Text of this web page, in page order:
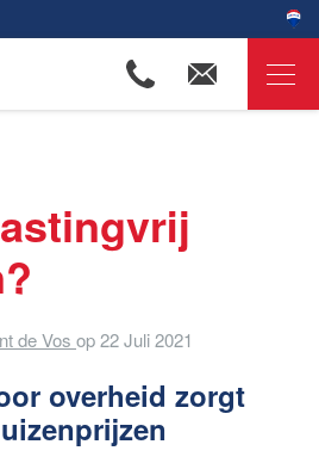
de Vos op22 Juli 2021
overheid zorgt